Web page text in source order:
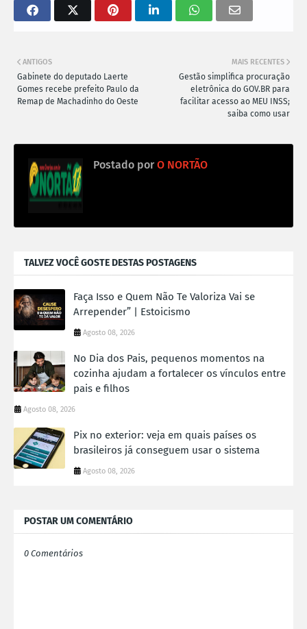
MAIS RECENTES
Gestão simplifica procuração
eletrônica do GOV.BR para
facilitar acesso ao MEU INSS;
saiba como usar
ANTIGOS
Gabinete do deputado Laerte
Gomes recebe prefeito Paulo da
Remap de Machadinho do Oeste
Postado por O NORTÃO
TALVEZ VOCÊ GOSTE DESTAS POSTAGENS
Faça Isso e Quem Não Te Valoriza Vai se
Arrepender” | Estoicismo
Agosto 08, 2026
No Dia dos Pais, pequenos momentos na
cozinha ajudam a fortalecer os vínculos entre
pais e filhos
Agosto 08, 2026
Pix no exterior: veja em quais países os
brasileiros já conseguem usar o sistema
Agosto 08, 2026
POSTAR UM COMENTÁRIO
0 Comentários